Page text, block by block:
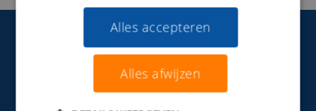
Alles accepteren
Alles afwijzen